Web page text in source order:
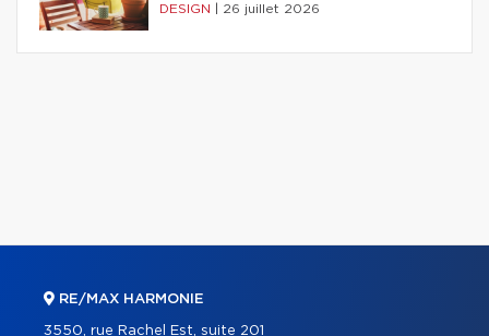
DESIGN 26 juillet 2026
RE/MAX HARMONIE
3550, rue Rachel Est, suite 201